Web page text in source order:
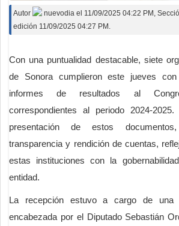
Autor nuevodia el 11/09/2025 04:22 PM ,
edición 11/09/2025 04:27 PM.
Con una puntualidad destacable, siete
de Sonora cumplieron este jueves
informes de resultados al
correspondientes al periodo 2024-
presentación de estos
transparencia y rendición de cuentas,
estas instituciones con la
entidad.
La recepción estuvo a cargo de una
encabezada por el Diputado Sebastián